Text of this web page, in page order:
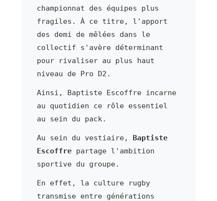
championnat des équipes plus
fragiles. À ce titre, l'apport
des demi de mêlées dans le
collectif s'avère déterminant
pour rivaliser au plus haut
niveau de Pro D2.
Ainsi, Baptiste Escoffre incarne
au quotidien ce rôle essentiel
au sein du pack.
Au sein du vestiaire, Baptiste
Escoffrepartage l'ambition
sportive du groupe.
En effet, la culture rugby
transmise entre générations